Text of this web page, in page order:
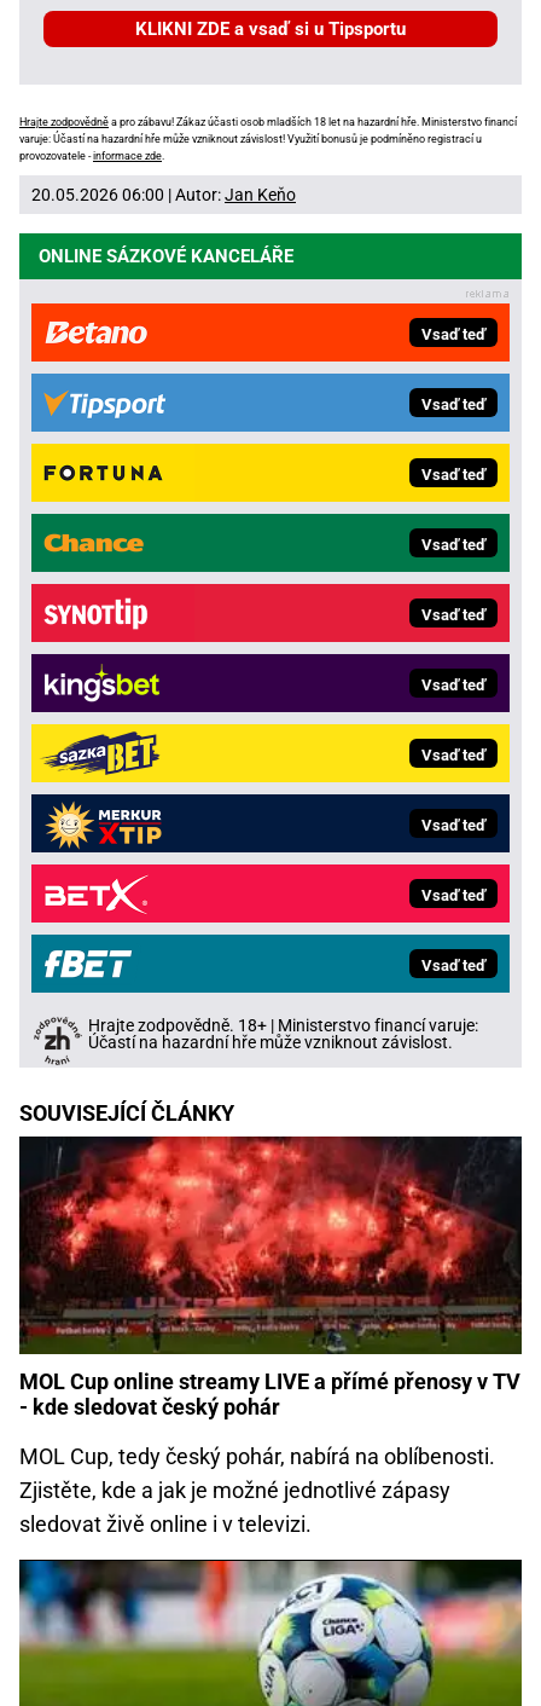
KLIKNI ZDE a vsaď si u Tipsportu
Hrajte zodpovědně a pro zábavu! Zákaz účasti osob mladších 18 let na hazardní hře. Ministerstvo financí
varuje: Účastí na hazardní hře může vzniknout závislost! Využití bonusů je podmíněno registrací u
provozovatele -informace zde
20.05.2026 06:00 | Autor:Jan Keňo
ONLINE SÁZKOVÉ KANCELÁŘE
Vsaď teď
Vsaď teď
Vsaď teď
Vsaď teď
Vsaď teď
Vsaď teď
Vsaď teď
Vsaď teď
Vsaď teď
Vsaď teď
Hrajte zodpovědně. 18+ | Ministerstvo financí varuje:
Účastí na hazardní hře může vzniknout závislost.
SOUVISEJÍCÍ ČLÁNKY
MOL Cup online streamy LIVE a přímé přenosy v TV
- kde sledovat český pohár
MOL Cup, tedy český pohár, nabírá na oblíbenosti.
Zjistěte, kde a jak je možné jednotlivé zápasy
sledovat živě online i v televizi.